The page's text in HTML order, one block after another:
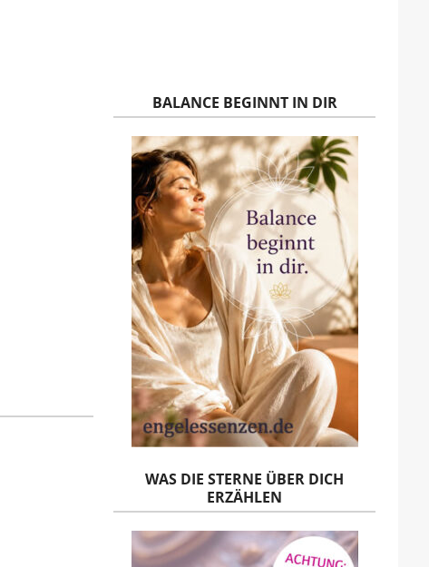
BALANCE BEGINNT IN DIR
WAS DIE STERNE ÜBER DICH
ERZÄHLEN